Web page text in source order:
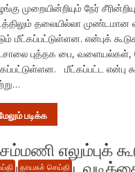
முறையின்றியும் நேர்
தலையில்லா முண்டமான
மீட்கப்பட்டுள்ளன. என்புக்
புத்தக பை, வளையல்கள்,
மீட்கப்பட்ட என்பு
படிக்க
தாயகச் செய்தி
எலும்புக்